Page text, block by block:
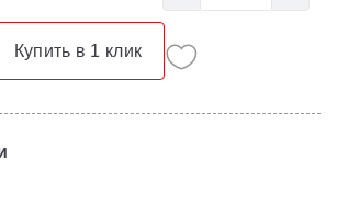
Купить в 1 клик